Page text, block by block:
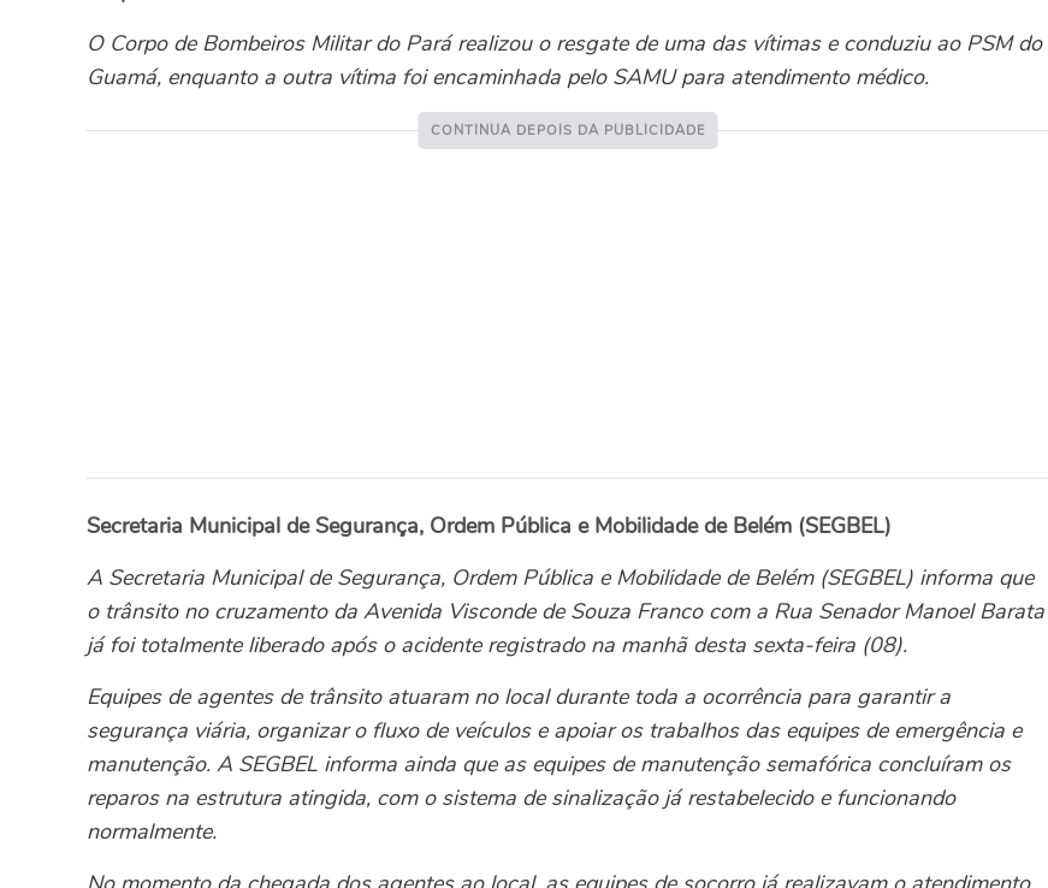
O Corpo de Bombeiros Militar do Pará realizou o resgate de uma das vítimas e conduziu ao PSM do
Guamá, enquanto a outra vítima foi encaminhada pelo SAMU para atendimento médico.
Secretaria Municipal de Segurança, Ordem Pública e Mobilidade de Belém (SEGBEL)
A Secretaria Municipal de Segurança, Ordem Pública e Mobilidade de Belém (SEGBEL) informa que
o trânsito no cruzamento da Avenida Visconde de Souza Franco com a Rua Senador Manoel Barata
já foi totalmente liberado após o acidente registrado na manhã desta sexta-feira (08).
Equipes de agentes de trânsito atuaram no local durante toda a ocorrência para garantir a
segurança viária, organizar o fluxo de veículos e apoiar os trabalhos das equipes de emergência e
manutenção. A SEGBEL informa ainda que as equipes de manutenção semafórica concluíram os
reparos na estrutura atingida, com o sistema de sinalização já restabelecido e funcionando
normalmente.